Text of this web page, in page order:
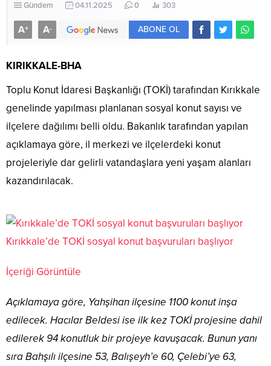
Gündem 04.11.2025 0 303
A+ A- ABONE OL
KIRIKKALE-BHA
Toplu Konut İdaresi Başkanlığı (TOKİ) tarafından Kırıkkale
genelinde yapılması planlanan sosyal konut sayısı ve
ilçelere dağılımı belli oldu. Bakanlık tarafından yapılan
açıklamaya göre, il merkezi ve ilçelerdeki konut
projeleriyle dar gelirli vatandaşlara yeni yaşam alanları
kazandırılacak.
Kırıkkale’de TOKİ sosyal konut başvuruları başlıyor
İçeriği Görüntüle
Açıklamaya göre, Yahşihan ilçesine 1100 konut inşa
edilecek. Hacılar Beldesi ise ilk kez TOKİ projesine dahil
edilerek 94 konutluk bir projeye kavuşacak. Bunun yanı
sıra Bahşılı ilçesine 53, Balışeyh’e 60, Çelebi’ye 63,